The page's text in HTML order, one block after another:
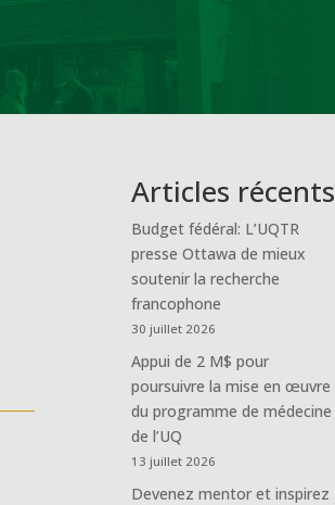
Articles récents
Budget fédéral: L’UQTR
presse Ottawa de mieux
soutenir la recherche
francophone
30 juillet 2026
Appui de 2 M$ pour
poursuivre la mise en œuvre
du programme de médecine
de l’UQ
13 juillet 2026
Devenez mentor et inspirez